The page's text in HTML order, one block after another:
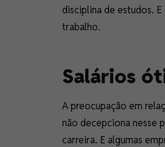
disciplina de estudos.
trabalho.
Salários
A preocupação em
não decepciona nesse
carreira. E algumas